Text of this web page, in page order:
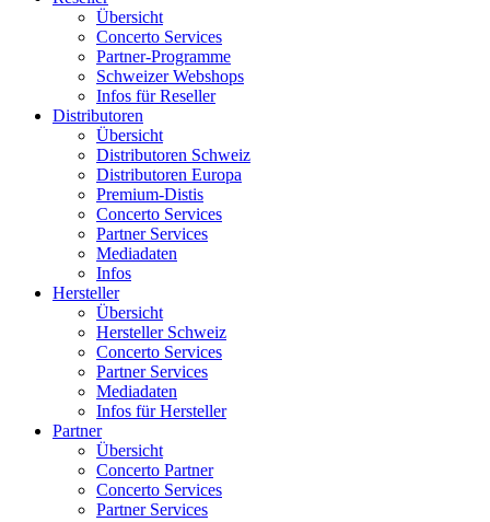
Übersicht
Concerto Services
Partner-Programme
Schweizer Webshops
Infos für Reseller
Distributoren
Übersicht
Distributoren Schweiz
Distributoren Europa
Premium-Distis
Concerto Services
Partner Services
Mediadaten
Infos
Hersteller
Übersicht
Hersteller Schweiz
Concerto Services
Partner Services
Mediadaten
Infos für Hersteller
Partner
Übersicht
Concerto Partner
Concerto Services
Partner Services